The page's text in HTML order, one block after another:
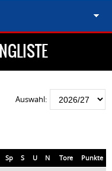
Auswahl:
Sp S U N Tore Punkte